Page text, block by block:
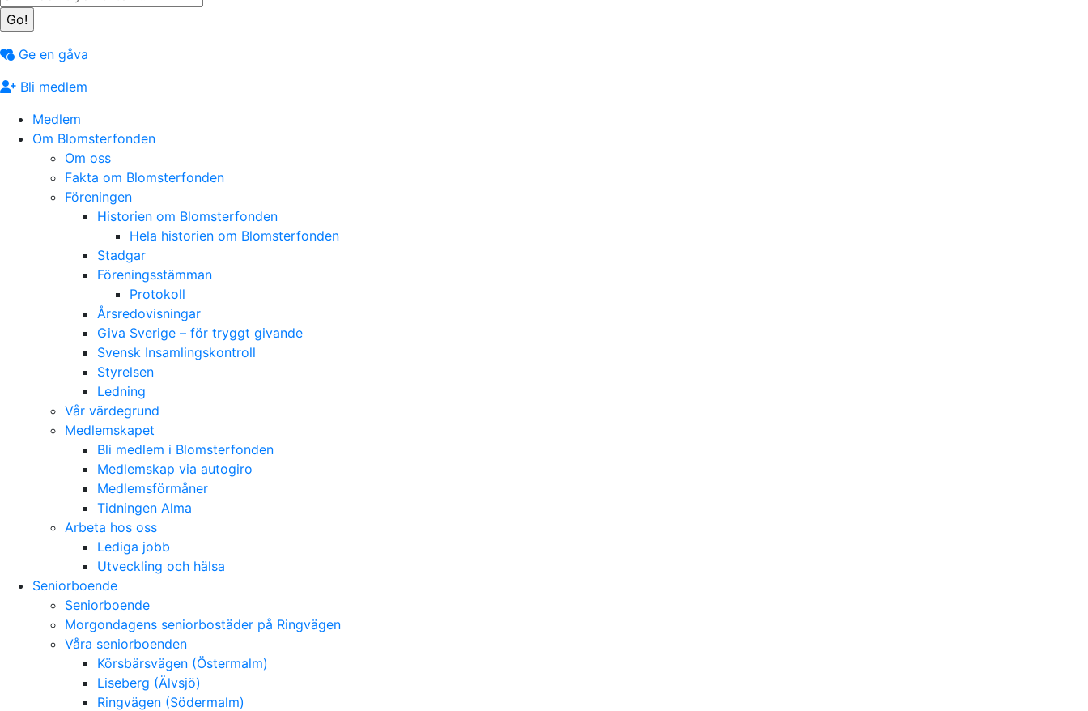
Ge en gåva
Bli medlem
Medlem
Om Blomsterfonden
Om oss
Fakta om Blomsterfonden
Föreningen
Historien om Blomsterfonden
Hela historien om Blomsterfonden
Stadgar
Föreningsstämman
Protokoll
Årsredovisningar
Giva Sverige – för tryggt givande
Svensk Insamlingskontroll
Styrelsen
Ledning
Vår värdegrund
Medlemskapet
Bli medlem i Blomsterfonden
Medlemskap via autogiro
Medlemsförmåner
Tidningen Alma
Arbeta hos oss
Lediga jobb
Utveckling och hälsa
Seniorboende
Seniorboende
Morgondagens seniorbostäder på Ringvägen
Våra seniorboenden
Körsbärsvägen (Östermalm)
Liseberg (Älvsjö)
Ringvägen (Södermalm)